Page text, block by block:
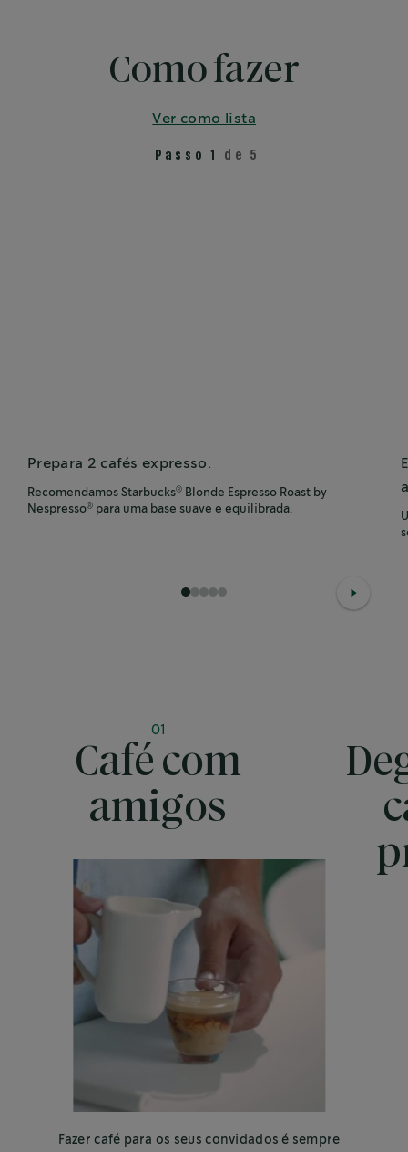
Como fazer
Ver como lista
Passo 1 de 5
Prepara 2 cafés expresso.
Recomendamos Starbucks®
Blonde Espresso Roast by
Nespresso® para uma base suave e equilibrada.
1 234
01
Café com
amigos
Fazer café para os seus convidados é sempre